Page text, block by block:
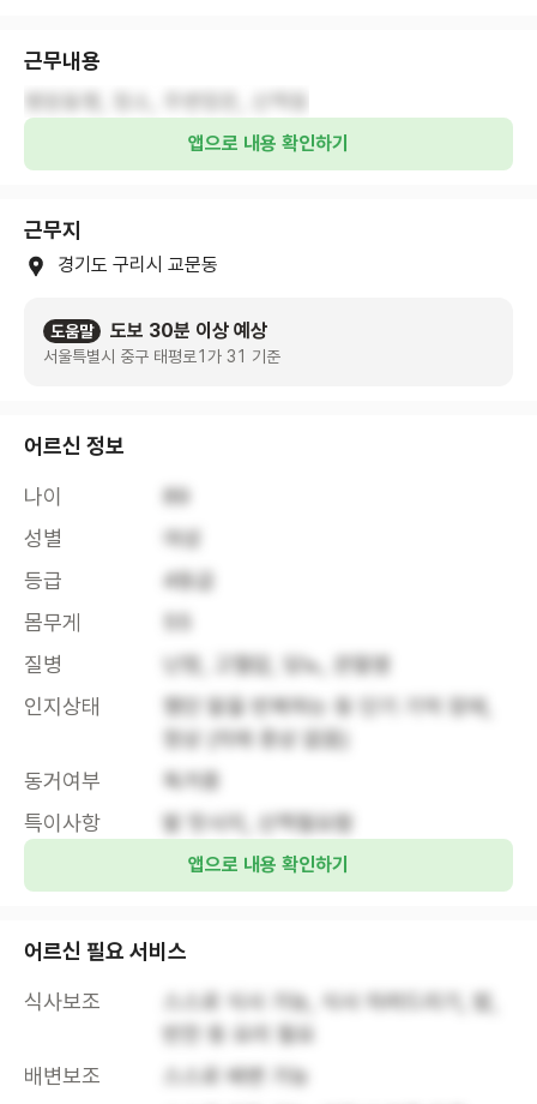
근무내용
앱으로 내용 확인하기
근무지
경기도 구리시 교문동
도움말 도보 30분 이상 예상
서울특별시 중구 태평로1가 31 기준
어르신 정보
나이
89
성별
여성
등급
4등급
몸무게
질병
난청, 고혈압, 당뇨, 관절염
인지상태
했던 말을 반복하는 등 단기 기억 장애,
정상 (치매 증상 없음)
동거여부
독거중
특이사항
발 맛사지, 산책필요함
앱으로 내용 확인하기
어르신 필요 서비스
식사보조
스스로 식사 가능, 식사 차려드리기, 밥,
반찬 등 요리 필요
배변보조
스스로 배변 가능